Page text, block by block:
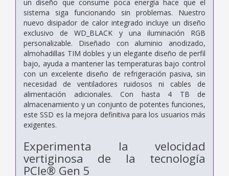
un diseño que consume poca energía hace que el
sistema siga funcionando sin problemas. Nuestro
nuevo disipador de calor integrado incluye un diseño
exclusivo de WD_BLACK y una iluminación RGB
personalizable. Diseñado con aluminio anodizado,
almohadillas TIM dobles y un elegante diseño de perfil
bajo, ayuda a mantener las temperaturas bajo control
con un excelente diseño de refrigeración pasiva, sin
necesidad de ventiladores ruidosos ni cables de
alimentación adicionales. Con hasta 4 TB de
almacenamiento y un conjunto de potentes funciones,
este SSD es la mejora definitiva para los usuarios más
exigentes.
Experimenta la velocidad
vertiginosa de la tecnología
PCIe® Gen 5